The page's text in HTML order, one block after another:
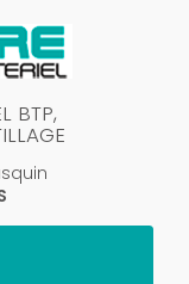
BTP,